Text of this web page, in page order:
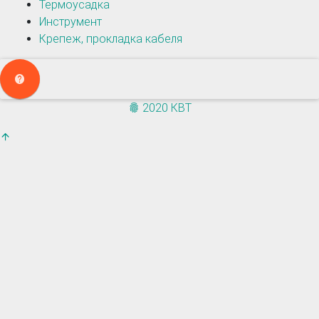
Термоусадка
Инструмент
Крепеж, прокладка кабеля
2020 КВТ